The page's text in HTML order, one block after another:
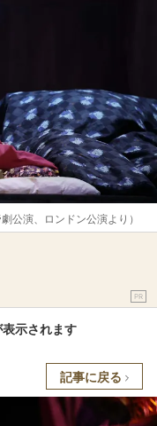
公演、ロンドン公演より）
PR
示されます
記事に戻る